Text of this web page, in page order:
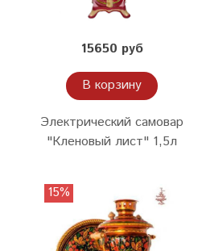
15650 руб
В корзину
Электрический самовар
"Кленовый лист" 1,5л
15%